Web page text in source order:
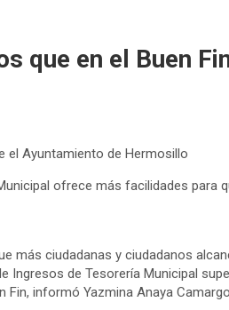
que en el Buen
el Ayuntamiento de Hermosillo
ofrece más facilidades para
más ciudadanas y ciudadanos
Ingresos de Tesorería Municipal
informó Yazmina Anaya